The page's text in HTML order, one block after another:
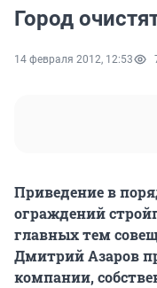
Город
14 февраля 2012, 12:53
Приведение в
ограждений
главных тем
Дмитрий Азаров
компании,